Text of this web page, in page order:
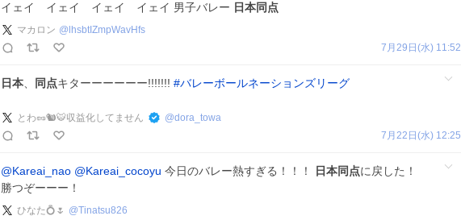
イェイ イェイ イェイ イェイ 男子バレー 日本同点
マカロン @ lhsbtIZmpWavHfs
7月29日(水) 11:52
日本 同点キターーーーーー!!!!!!! #バレーボールネーションズリーグ
とわ🥜🐿🐯収益化してません @dora_towa
7月22日(水) 12:25
@Kareai_nao @Kareai_cocoyu 今日のバレー熱すぎる！！！ 日本同点に戻した！
勝つぞーーー！
ひなた💍🌷 @Tinatsu826